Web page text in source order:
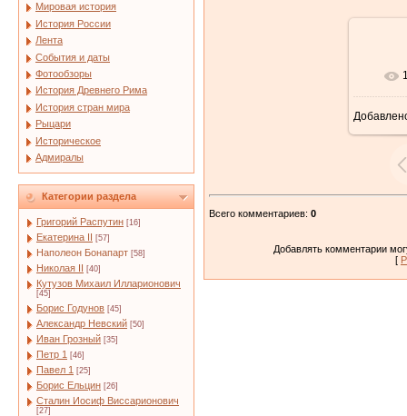
Мировая история
История России
Лента
События и даты
Фотообзоры
История Древнего Рима
История стран мира
Рыцари
Историческое
Адмиралы
Категории раздела
Григорий Распутин [16]
Екатерина II [57]
Наполеон Бонапарт [58]
Николая II [40]
Кутузов Михаил Илларионович
[45]
Борис Годунов [45]
Александр Невский [50]
Иван Грозный [35]
Петр 1 [46]
Павел 1 [25]
Борис Ельцин [26]
Сталин Иосиф Виссарионович
[27]
Всего комментариев: 0
Добавлять комментарии
[